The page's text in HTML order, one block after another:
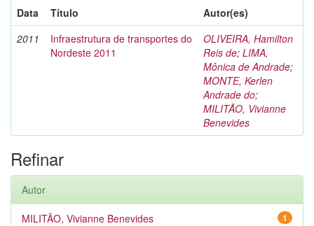
Data
Título
Autor(es)
2011
Infraestrutura de transportes do
Nordeste 2011
OLIVEIRA, Hamilton
Reis de; LIMA,
Mônica de Andrade;
MONTE, Kerlen
Andrade do;
MILITÃO, Vivianne
Benevides
Refinar
Autor
1
MILITÃO, Vivianne Benevides